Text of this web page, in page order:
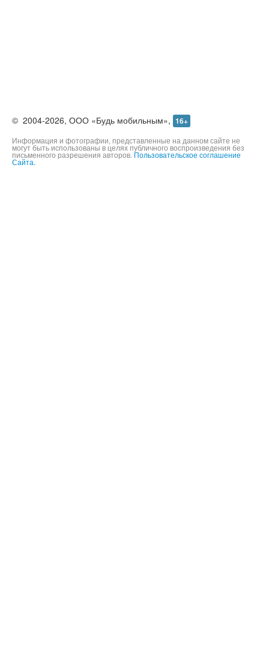
© 2004-2026, ООО «Будь мобильным», 16+
Информация и фотографии, представленные на данном сайте не
могут быть использованы в целях публичного воспроизведения без
письменного разрешения авторов. Пользовательское соглашение
Сайта.